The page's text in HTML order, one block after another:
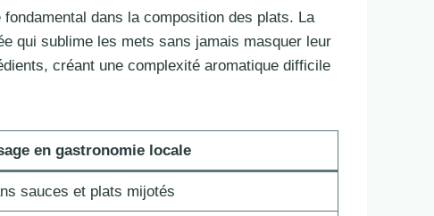
dans la composition des plats. La
qui sublime les mets sans jamais masquer leur
créant une complexité aromatique difficile
en gastronomie locale
sauces et plats mijotés